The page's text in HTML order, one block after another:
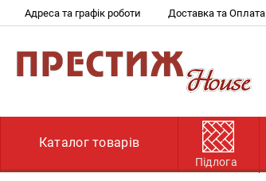
Адреса та графік роботи Доставка та Оплата
Каталог товарів
Підлога